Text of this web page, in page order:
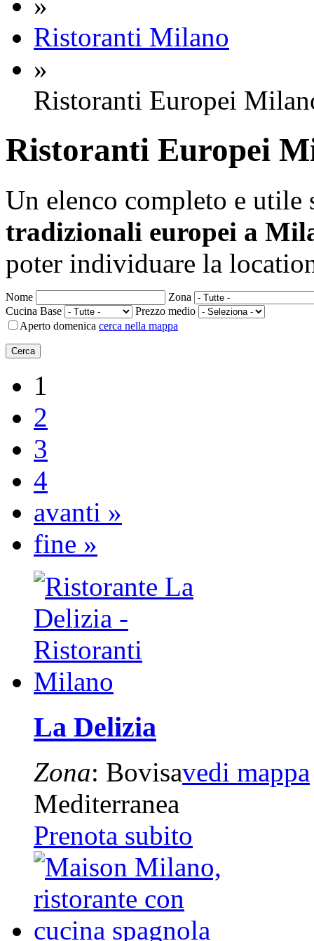
Ristoranti Milano
»
Ristoranti Europei
Ristoranti Europei
Un elenco completo e
tradizionali europei a
poter individuare la
Nome
Zona
Cucina Base
Prezzo medio
Aperto domenica cerca nella mappa
1
2
3
4
avanti »
fine »
La Delizia
Zona: Bovisavedi mappa
Mediterranea
Prenota subito